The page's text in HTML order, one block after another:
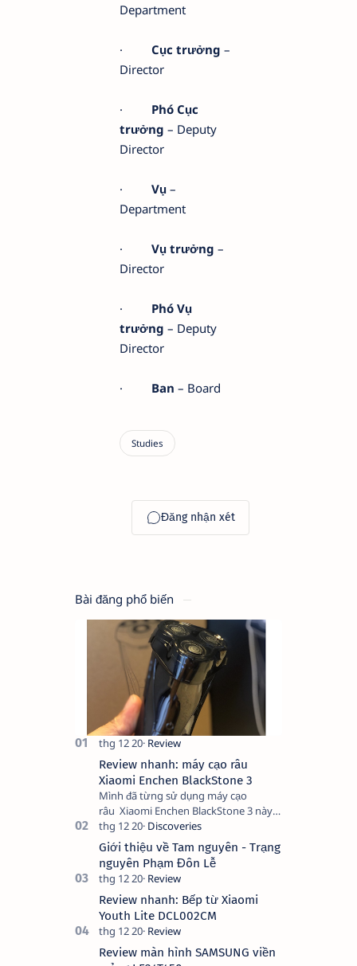
Department
· Cục trưởng –
Director
· Phó Cục
trưởng – Deputy
Director
· Vụ –
Department
· Vụ trưởng –
Director
· Phó Vụ
trưởng – Deputy
Director
· Ban – Board
Bài đăng phổ biến
Review nhanh: máy cạo râu
Xiaomi Enchen BlackStone 3
Mình đã từng sử dụng máy cạo
râu Xiaomi Enchen BlackStone 3 này
trong vòng 1 năm và có một số nhận
xét như sau: Ưu điểm: - Thời lượng
pin: Về pin t…
Giới thiệu về Tam nguyên - Trạng
nguyên Phạm Đôn Lễ
Review nhanh: Bếp từ Xiaomi
Youth Lite DCL002CM
Review màn hình SAMSUNG viền